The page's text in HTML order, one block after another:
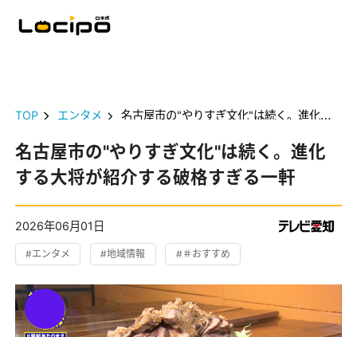
TOP エンタメ 名古屋市の"やりすぎ文化"は続く。進化する大将が紹介する破格すぎる一軒
名古屋市の"やりすぎ文化"は続く。進化
する大将が紹介する破格すぎる一軒
2026年06月01日
#エンタメ #地域情報 #＃おすすめ